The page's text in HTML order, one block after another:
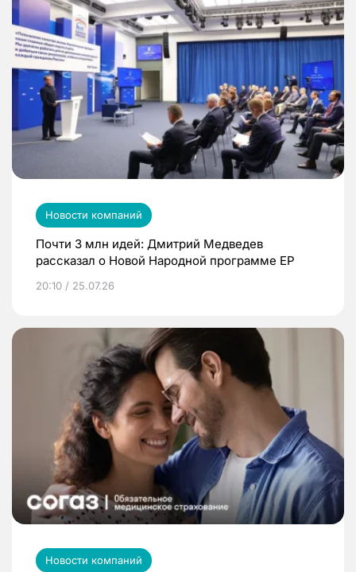
Новости компаний
Почти 3 млн идей: Дмитрий Медведев
рассказал о Новой Народной программе ЕР
20:10 / 25.07.26
Новости компаний